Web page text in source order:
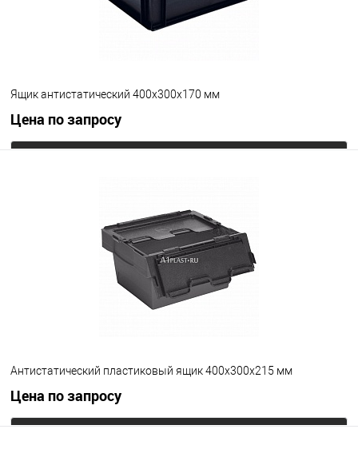
Ящик антистатический 400х300х170 мм
Цена по запросу
Антистатический пластиковый ящик 400х300х215 мм
Цена по запросу